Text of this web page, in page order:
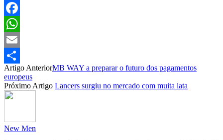
Facebook
WhatsApp
Email
Partilhar
Artigo AnteriorMB WAY a preparar o futuro dos pagamentos
europeus
Próximo Artigo Lancers surgiu no mercado com muita lata
New Men